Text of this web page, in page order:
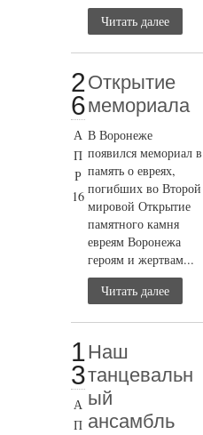
Читать далее
2
6
А
П
Р
16
Открытие
мемориала
В Воронеже
появился мемориал в
память о евреях,
погибших во Второй
мировой Открытие
памятного камня
евреям Воронежа
героям и жертвам...
Читать далее
1
3
А
П
Наш
танцевальн
ый
ансамбль